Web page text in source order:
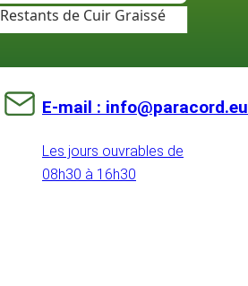
Restants de Cuir Graissé
E-mail : info@paracord.eu
Les jours ouvrables de
08h30 à 16h30